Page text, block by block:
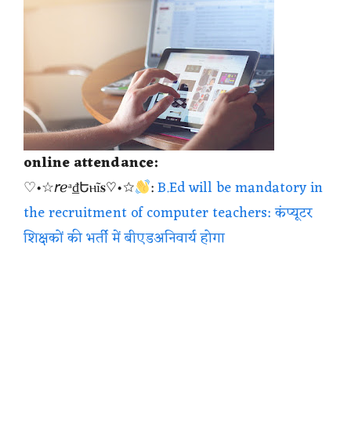
online attendance:
♡•☆𝘳ℯᵃ₫Եⲏĩ𝐬♡•☆
:B.Ed will be mandatory in
the recruitment of computer teachers: कंप्यूटर
शिक्षकों की भर्ती में बीएडअनिवार्य होगा